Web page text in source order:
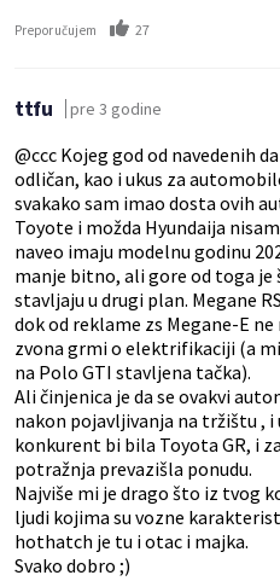
Preporučujem 27
ttfu pre 3 godine
@ccc Kojeg god od navedenih
odličan, kao i ukus za
svakako sam imao dosta ovih
Toyote i možda Hyundaija
naveo imaju modelnu godinu
manje bitno, ali gore od toga
stavljaju u drugi plan. Megane
dok od reklame zs Megane-E ne
zvona grmi o elektrifikaciji (a
na Polo GTI stavljena tačka).
Ali činjenica je da se ovakvi
nakon pojavljivanja na tržištu ,
konkurent bi bila Toyota GR, i
potražnja prevazišla ponudu.
Najviše mi je drago što iz tvog
ljudi kojima su vozne
hothatch je tu i otac i majka.
Svako dobro ;)